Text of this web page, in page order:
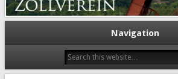
Navigation